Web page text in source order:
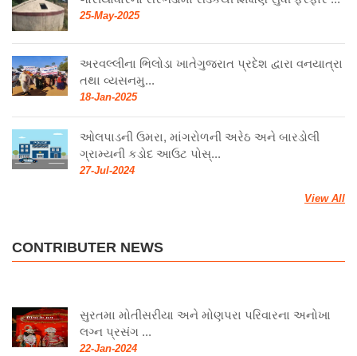
25-May-2025
અરવલ્લીના ભિલોડા ખાતેગુજરાત પ્રદેશ દ્વારા વનયાત્રા
તથા વ્યસનમુ...
18-Jan-2025
ઓલપાડની ઉમરા, માંગરોળની અરેઠ અને બારડોલી
ગ્રામ્યની કડોદ આઉટ પોસ્...
27-Jul-2024
View All
CONTRIBUTER NEWS
સુરતમા મોતીસરીયા અને મોણપરા પરિવારના અનોખા
લગ્ન પ્રસંગ ...
22-Jan-2024